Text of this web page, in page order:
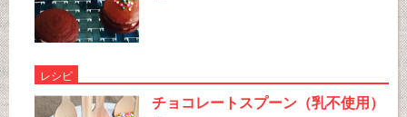
レシピ
チョコレートスプーン（乳不使用）